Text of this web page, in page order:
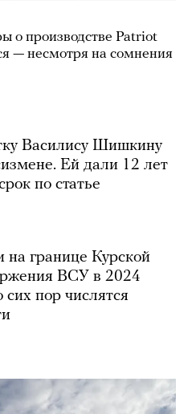
о производстве Patriot
— несмотря на сомнения
Василису Шишкину
Ей дали 12 лет
по статье
на границе Курской
ВСУ в 2024
пор числятся